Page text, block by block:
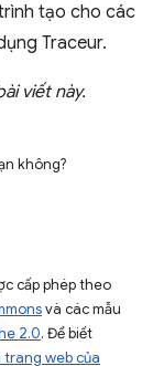
tạo cho các
Traceur.
viết này.
không?
cấp phép theo
và các mẫu
2.0. Để biết
trang web của